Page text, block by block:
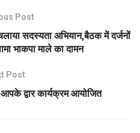
Post
सदस्यता अभियान,बैठक में दर्जनों
भाकपा माले का दामन
Post
द्वार कार्यक्रम आयोजित